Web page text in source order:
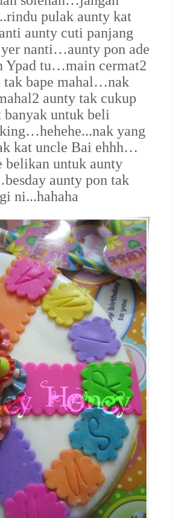
pulak aunty kat
aunty cuti panjang
nanti…aunty pon ade
Ypad tu…main cermat2
bape mahal…nak
aunty tak cukup
untuk beli
yang
kat uncle Bai ehhh…
belikan untuk aunty
aunty pon tak
ni...hahaha